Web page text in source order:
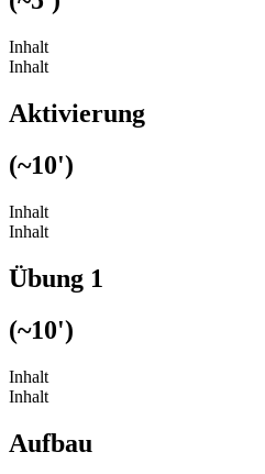
Inhalt
Inhalt
Aktivierung
(~10')
Inhalt
Inhalt
Übung 1
(~10')
Inhalt
Inhalt
Aufbau